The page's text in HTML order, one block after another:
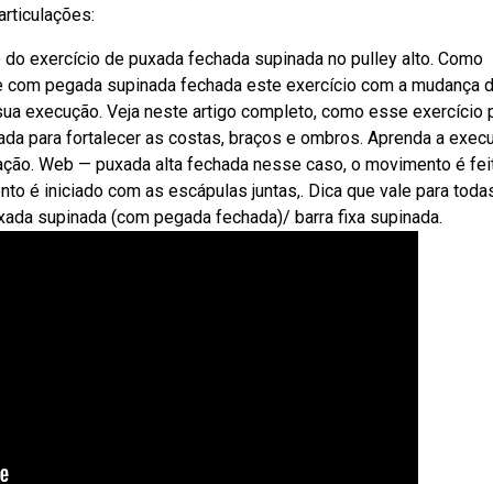
exercício de puxada fechada supinada no pulley alto. Como
pegada supinada fechada este exercício com a mudança
execução. Veja neste artigo completo, como esse exercício
para fortalecer as costas, braços e ombros. Aprenda a
Web — puxada alta fechada nesse caso, o movimento é
é iniciado com as escápulas juntas,. Dica que vale para
supinada (com pegada fechada)/ barra fixa supinada.